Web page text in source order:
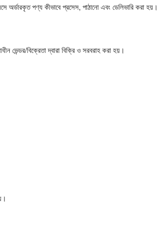
পণ্য কীভাবে প্রসেস, পাঠানো এবং ডেলিভারি করা হয়।
ভেন্ডর/বিক্রেতা দ্বারা বিক্রি ও সরবরাহ করা হয়।